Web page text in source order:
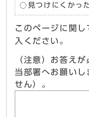
見つけにくかっ
このページに関
入ください。
（注意）お答え
当部署へお願い
せん）。